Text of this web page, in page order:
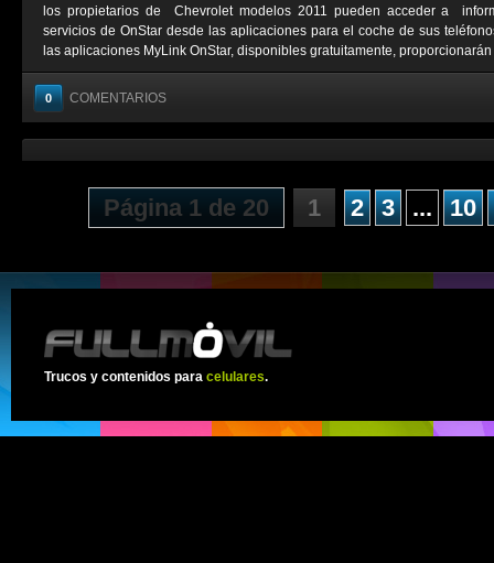
los propietarios de Chevrolet modelos 2011 pueden acceder a
servicios de OnStar desde las aplicaciones para el coche de sus
las aplicaciones MyLink OnStar, disponibles gratuitamente, proporcionarán
0 COMENTARIOS
Página 1 de 20 1 2 3 ... 10
Trucos y contenidos para celulares.